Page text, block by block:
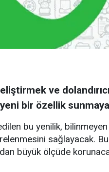
ve
bir özellik sunmaya
bu yenilik,
sağlayacak. Bu
büyük ölçüde